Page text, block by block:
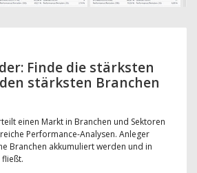
Finde die stärksten
stärksten Branchen
einen Markt in Branchen und Sektoren
Performance-Analysen. Anleger
Branchen akkumuliert werden und in